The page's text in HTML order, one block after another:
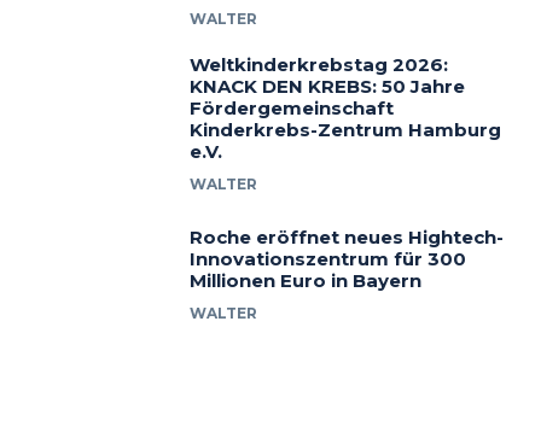
WALTER
Weltkinderkrebstag 2026:
KNACK DEN KREBS: 50 Jahre
Fördergemeinschaft
Kinderkrebs-Zentrum Hamburg
e.V.
WALTER
Roche eröffnet neues Hightech-
Innovationszentrum für 300
Millionen Euro in Bayern
WALTER